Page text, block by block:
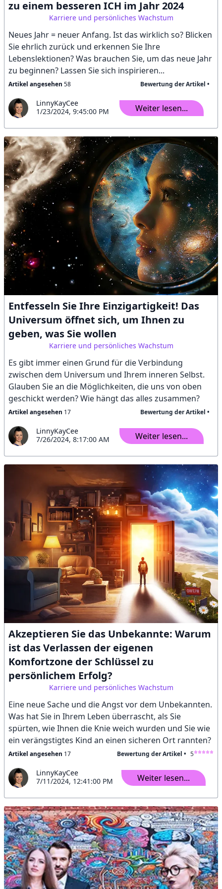
zu einem besseren ICH im Jahr 2024
Karriere und persönliches Wachstum
Neues Jahr = neuer Anfang. Ist das wirklich so? Blicken
Sie ehrlich zurück und erkennen Sie Ihre
Lebenslektionen? Was brauchen Sie, um das neue Jahr
zu beginnen? Lassen Sie sich inspirieren...
Artikel angesehen 58 Bewertung der Artikel •
LinnyKayCee
1/23/2024, 9:45:00 PM
Weiter lesen...
Entfesseln Sie Ihre Einzigartigkeit! Das
Universum öffnet sich, um Ihnen zu
geben, was Sie wollen
Karriere und persönliches Wachstum
Es gibt immer einen Grund für die Verbindung
zwischen dem Universum und Ihrem inneren Selbst.
Glauben Sie an die Möglichkeiten, die uns von oben
geschickt werden? Wie hängt das alles zusammen?
Artikel angesehen 17 Bewertung der Artikel •
LinnyKayCee
7/26/2024, 8:17:00 AM
Weiter lesen...
Akzeptieren Sie das Unbekannte: Warum
ist das Verlassen der eigenen
Komfortzone der Schlüssel zu
persönlichem Erfolg?
Karriere und persönliches Wachstum
Eine neue Sache und die Angst vor dem Unbekannten.
Was hat Sie in Ihrem Leben überrascht, als Sie
spürten, wie Ihnen die Knie weich wurden und Sie wie
ein verängstigtes Kind an einen sicheren Ort rannten?
Artikel angesehen 17 Bewertung der Artikel • 5
LinnyKayCee
7/11/2024, 12:41:00 PM
Weiter lesen...